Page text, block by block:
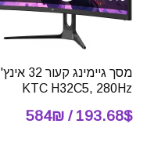
מסך גיימינג קעור 32 אינץ'
KTC H32C5, 280Hz
193.68$ / 584₪